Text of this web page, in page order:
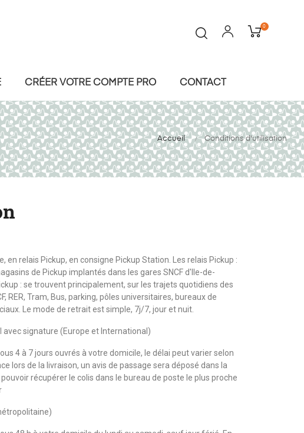
0
CRÉER VOTRE COMPTE PRO CONTACT
Accueil Conditions d'utilisation
en relais Pickup, en consigne Pickup Station. Les relais Pickup :
de Pickup implantés dans les gares SNCF d'Ile-de-
: se trouvent principalement, sur les trajets quotidiens des
RER, Tram, Bus, parking, pôles universitaires, bureaux de
Le mode de retrait est simple, 7j/7, jour et nuit.
avec signature (Europe et International)
4 à 7 jours ouvrés à votre domicile, le délai peut varier selon
lors de la livraison, un avis de passage sera déposé dans la
récupérer le colis dans le bureau de poste le plus proche